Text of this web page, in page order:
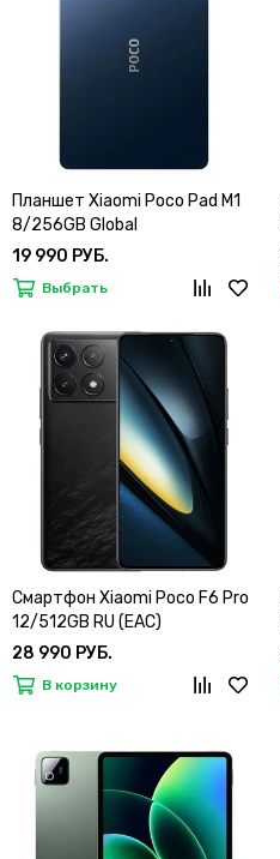
Планшет Xiaomi Poco Pad M1
8/256GB Global
19 990 РУБ.
Выбрать
Смартфон Xiaomi Poco F6 Pro
12/512GB RU (EAC)
28 990 РУБ.
В корзину